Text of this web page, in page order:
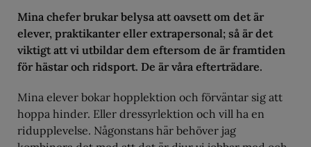
Mina chefer brukar belysa att oavsett om det är
elever, praktikanter eller extrapersonal; så är det
viktigt att vi utbildar dem eftersom de är framtiden
för hästar och ridsport. De är våra efterträdare.
Mina elever bokar hopplektion och förväntar sig att
hoppa hinder. Eller dressyrlektion och vill ha en
ridupplevelse. Någonstans här behöver jag